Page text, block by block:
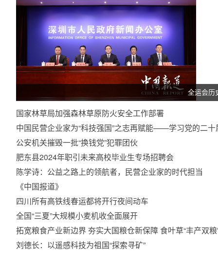
全运会历
国家林草局加强森林草原防火安全工作部署
中国民营企业家为“科技强国”之志再赋能——学习党的二
公安机关摧毁一批“换钱党”犯罪团伙
肥东县2024年职引未来高校毕业生专场招聘会
陈学诗：公益之路上的领航者，民营企业家的时代担当
《中国报道》
四川所有高铁线春运都将开行夜间动车
全国“三夏”大规模小麦机收全面展开
拓宽粮食产业新边界 夯实大国粮仓新保障 食叶草“丰产双
刘德长：以遥感科技为祖国“探索寻矿”